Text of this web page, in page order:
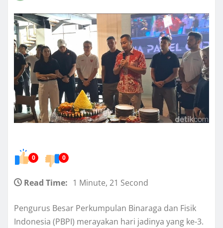
0 0
Read Time: 1 Minute, 21 Second
Pengurus Besar Perkumpulan Binaraga dan Fisik
Indonesia (PBPI) merayakan hari jadinya yang ke-3.